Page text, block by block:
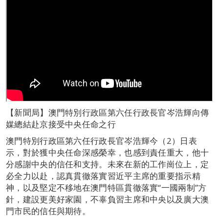
【新聞局】澳門特別行政區第六任行政長官岑浩輝向傳
媒總結赴京接受中央任命之行
澳門特別行政區第六任行政長官岑浩輝今（2）日表
示，對於獲中央任命深感榮幸，也感到責任重大，他十
分感謝中央的信任和支持。未來在新的工作崗位上，定
必全力以赴，認真貫徹落實習近平主席的重要指示精
神，以及堅定不移地在澳門特區貫徹落實“一國兩制”方
針，建設更美好家園，不辜負習主席和中央以及廣大澳
門市民的信任與期待。